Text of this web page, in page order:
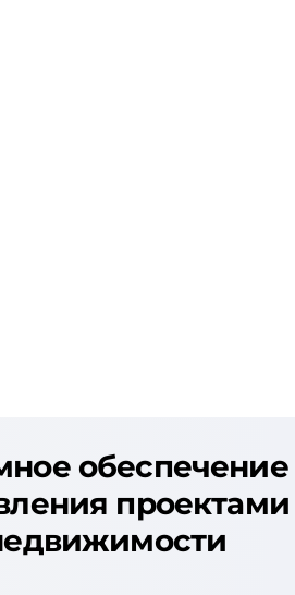
обеспечение
проектами